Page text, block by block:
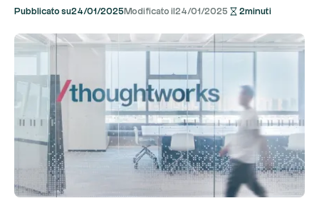
Pubblicato su24/01/2025 Modificato il 24/01/2025 2minuti